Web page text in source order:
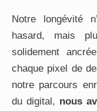
Notre longévité
hasard, mais
solidement
chaque pixel de
notre parcours
du digital, nous